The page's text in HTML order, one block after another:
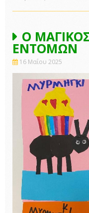
Ο
ΕΝΤΟΜΩΝ
16 Μαΐου 2025